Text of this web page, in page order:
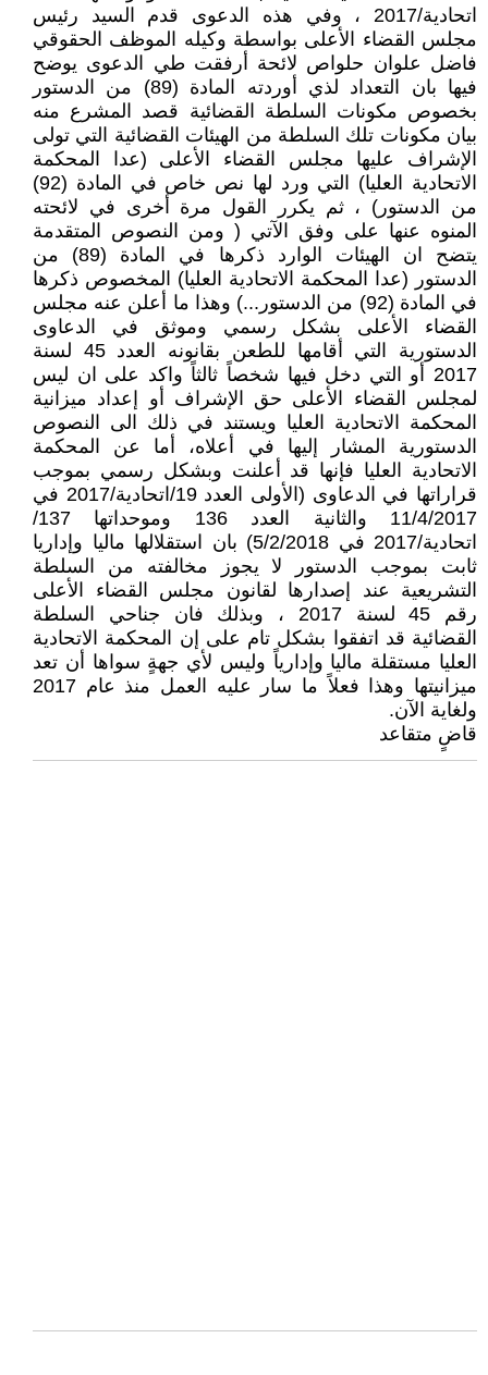
اتحادية/2017 ، وفي هذه الدعوى قدم السيد رئيس
مجلس القضاء الأعلى بواسطة وكيله الموظف الحقوقي
فاضل علوان حلواص لائحة أرفقت طي الدعوى يوضح
فيها بان التعداد لذي أوردته المادة (89) من الدستور
بخصوص مكونات السلطة القضائية قصد المشرع منه
بيان مكونات تلك السلطة من الهيئات القضائية التي تولى
الإشراف عليها مجلس القضاء الأعلى (عدا المحكمة
الاتحادية العليا) التي ورد لها نص خاص في المادة (92)
من الدستور) ، ثم يكرر القول مرة أخرى في لائحته
المنوه عنها على وفق الآتي ( ومن النصوص المتقدمة
يتضح ان الهيئات الوارد ذكرها في المادة (89) من
الدستور (عدا المحكمة الاتحادية العليا) المخصوص ذكرها
في المادة (92) من الدستور...) وهذا ما أعلن عنه مجلس
القضاء الأعلى بشكل رسمي وموثق في الدعاوى
الدستورية التي أقامها للطعن بقانونه العدد 45 لسنة
2017 أو التي دخل فيها شخصاً ثالثاً واكد على ان ليس
لمجلس القضاء الأعلى حق الإشراف أو إعداد ميزانية
المحكمة الاتحادية العليا ويستند في ذلك الى النصوص
الدستورية المشار إليها في أعلاه، أما عن المحكمة
الاتحادية العليا فإنها قد أعلنت وبشكل رسمي بموجب
قراراتها في الدعاوى (الأولى العدد 19/اتحادية/2017 في
11/4/2017 والثانية العدد 136 وموحداتها 137/
اتحادية/2017 في 5/2/2018) بان استقلالها ماليا وإداريا
ثابت بموجب الدستور لا يجوز مخالفته من السلطة
التشريعية عند إصدارها لقانون مجلس القضاء الأعلى
رقم 45 لسنة 2017 ، وبذلك فان جناحي السلطة
القضائية قد اتفقوا بشكل تام على إن المحكمة الاتحادية
العليا مستقلة ماليا وإدارياً وليس لأي جهةٍ سواها أن تعد
ميزانيتها وهذا فعلاً ما سار عليه العمل منذ عام 2017
ولغاية الآن.
قاضٍ متقاعد